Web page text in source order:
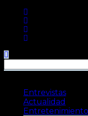
contenido
Entrevistas
Actualidad
Entretenimiento